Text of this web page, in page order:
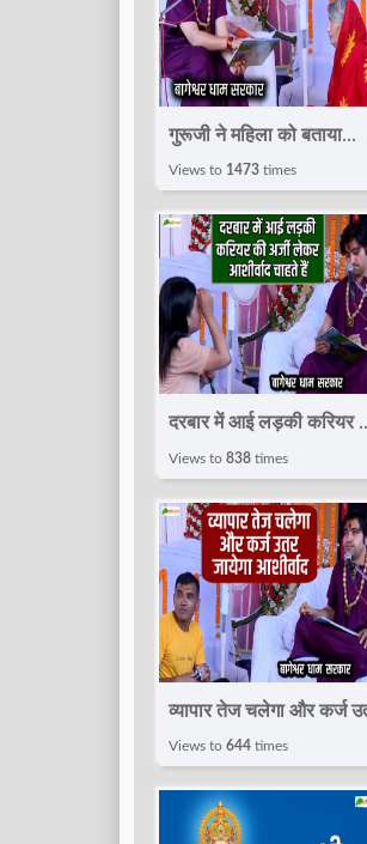
गुरूजी ने महिला को बताया
आपको धोखा मिला पति से
~Divya
Darbar~Bageshwar
Dham Sarkar
Views to 1473 times
दरबार में आई लड़की करियर
अर्जी लेकर आशीर्वाद चाहते
हैं~Divya
Darbar~Bageshwar
Dham Sarkar
Views to 838 times
व्यापार तेज चलेगा और कर्ज
जायेगा आशीर्वाद~Divya
Darbar~Bageshwar
Dham Sarkar
Views to 644 times